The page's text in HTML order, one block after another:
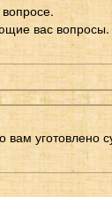
вас вопросы.
вам уготовлено